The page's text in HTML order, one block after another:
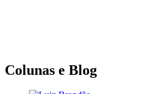
Colunas e Blog